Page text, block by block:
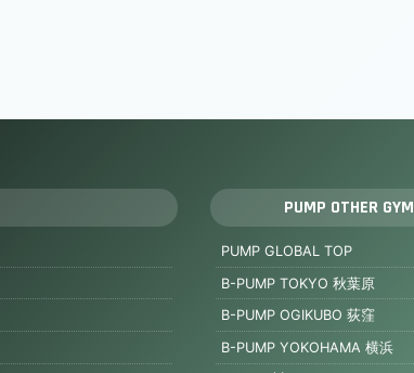
PUMP OTHER GYM
PUMP GLOBAL TOP
B-PUMP TOKYO 秋葉原
B-PUMP OGIKUBO 荻窪
B-PUMP YOKOHAMA 横浜